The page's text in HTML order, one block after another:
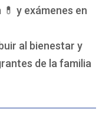
y exámenes en
al bienestar y
de la familia